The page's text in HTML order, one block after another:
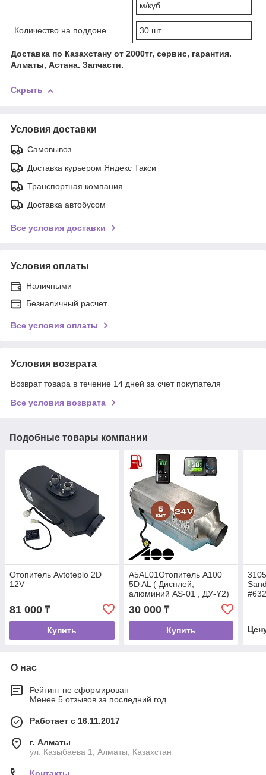
м/куб
Количество на поддоне 30 шт
Доставка по Казахстану от 2000тг, сервис, гарантия.
Алматы, Астана. Запчасти.
Скрыть
Условия доставки
Самовывоз
Доставка курьером Яндекс Такси
Транспортная компания
Доставка автобусом
Все условия доставки
Условия оплаты
Наличными
Безналичный расчет
Все условия оплаты
Условия возврата
Возврат товара в течение 14 дней за счет покупателя
Все условия возврата
Подобные товары компании
Отопитель Avtoteplo 2D
12V
81 000 ₸
Купить
A5AL01Отопитель A100
5D AL ( Дисплей,
алюминий AS-01 , ДУ-Y2)
30 000₸
Купить
О нас
Рейтинг не сформирован
Менее 5 отзывов за последний год
Работает с 16.11.2017
г. Алматы
ул. Казыбаева 1, Алматы, Казахстан